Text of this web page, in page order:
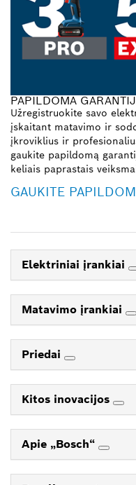
PAPILDOMA
Užregistruokite savo
įskaitant matavimo ir
įkroviklius ir
gaukite papildomą
keliais paprastais
GAUKITE
Elektriniai įrankiai
Matavimo įrankiai
Priedai
Kitos inovacijos
Apie „Bosch“